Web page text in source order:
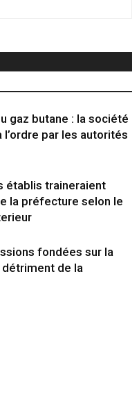
gaz butane : la société
l’ordre par les autorités
établis traineraient
la préfecture selon le
fondées sur la
de la